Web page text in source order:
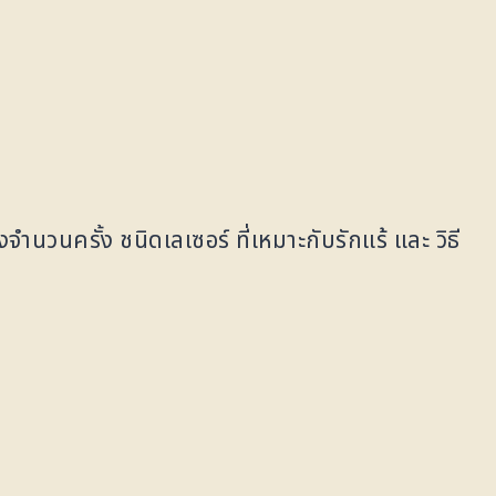
นวนครั้ง ชนิดเลเซอร์ ที่เหมาะกับรักแร้ และ วิธี